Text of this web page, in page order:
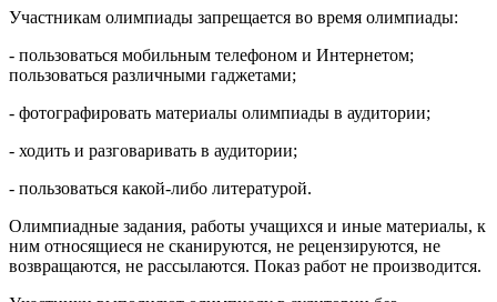
Участникам олимпиады запрещается во время олимпиады:
- пользоваться мобильным телефоном и Интернетом;
пользоваться различными гаджетами;
- фотографировать материалы олимпиады в аудитории;
- ходить и разговаривать в аудитории;
- пользоваться какой-либо литературой.
Олимпиадные задания, работы учащихся и иные материалы, к
ним относящиеся не сканируются, не рецензируются, не
возвращаются, не рассылаются. Показ работ не производится.